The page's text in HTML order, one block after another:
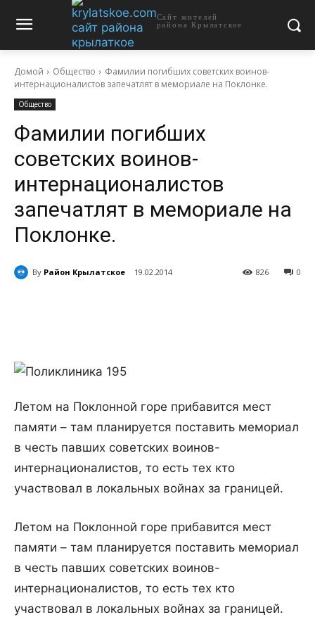
Сайт жителей
района Крылатское
Домой Общество
Фамилии погибших советских воинов-
интернационалистов запечатлят в мемориале на Поклонке.
Общество
Фамилии погибших
советских воинов-
интернационалистов
запечатлят в мемориале на
Поклонке.
By Район Крылатское 19.02.2014 0
826
Летом на Поклонной горе прибавится мест
памяти – там планируется поставить мемориал
в честь павших советских воинов-
интернационалистов, то есть тех кто
участвовал в локальных войнах за границей.
Летом на Поклонной горе прибавится мест
памяти – там планируется поставить мемориал
в честь павших советских воинов-
интернационалистов, то есть тех кто
участвовал в локальных войнах за границей.